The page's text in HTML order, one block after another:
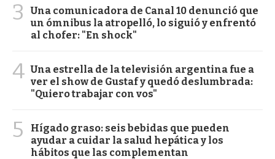
3
Una comunicadora de Canal 10 denunció que
un ómnibus la atropelló, lo siguió y enfrentó
al chofer: "En shock"
4 Una estrella de la televisión argentina fue a
ver el show de Gustaf y quedó deslumbrada:
"Quiero trabajar con vos"
5
Hígado graso: seis bebidas que pueden
ayudar a cuidar la salud hepática y los
hábitos que las complementan